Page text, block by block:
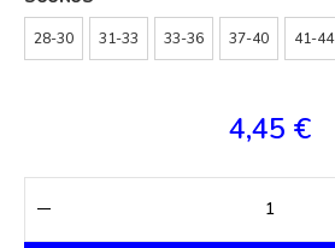
28-30 31-33 33-36 37-40 41-44
4,45 €